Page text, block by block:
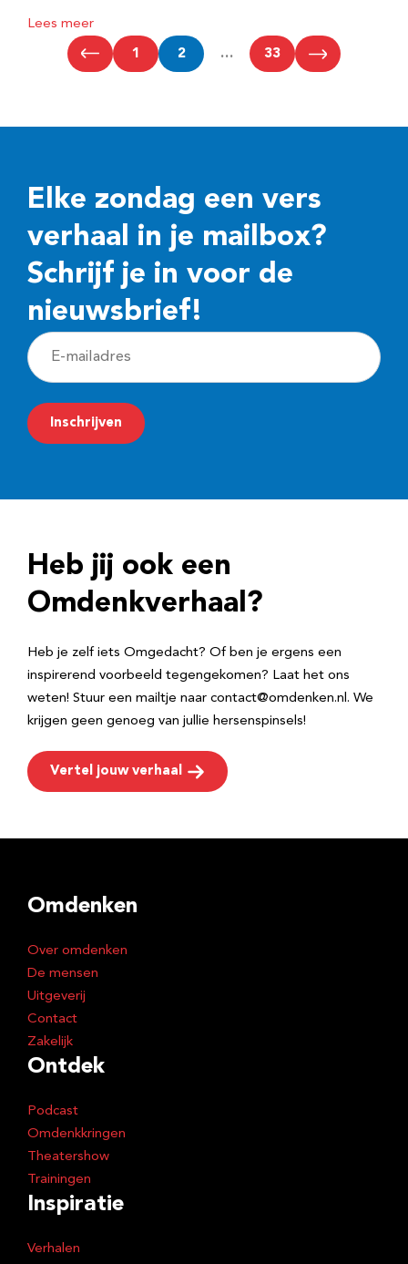
Lees meer
1 2 … 33
Elke zondag een vers
verhaal in je mailbox?
Schrijf je in voor de
nieuwsbrief!
E
-
m
a
r
e
Inschrijven
Heb jij ook een
Omdenkverhaal?
Heb je zelf iets Omgedacht? Of ben je ergens een
inspirerend voorbeeld tegengekomen? Laat het ons
weten! Stuur een mailtje naar contact@omdenken.nl. We
krijgen geen genoeg van jullie hersenspinsels!
Vertel jouw verhaal
Omdenken
Over omdenken
De mensen
Uitgeverij
Contact
Zakelijk
Ontdek
Podcast
Omdenkkringen
Theatershow
Trainingen
Inspiratie
Verhalen